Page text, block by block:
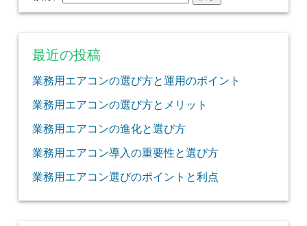
最近の投稿
業務用エアコンの選び方と運用のポイント
業務用エアコンの選び方とメリット
業務用エアコンの進化と選び方
業務用エアコン導入の重要性と選び方
業務用エアコン選びのポイントと利点